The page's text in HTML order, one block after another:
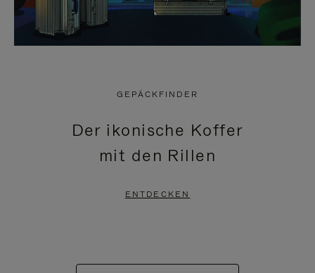
GEPÄCKFINDER
Der ikonische Koffer
mit den Rillen
ENTDECKEN